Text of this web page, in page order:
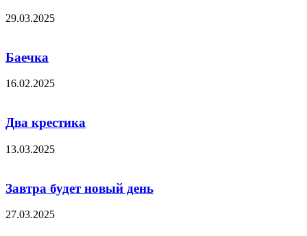
29.03.2025
Баечка
16.02.2025
Два крестика
13.03.2025
Завтра будет новый день
27.03.2025